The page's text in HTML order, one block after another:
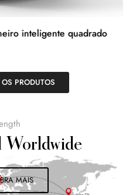
quadrado
PRODUTOS
Worldwide
MAIS